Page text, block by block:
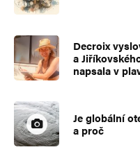
Decroix
a
napsala v
Je globální
a proč